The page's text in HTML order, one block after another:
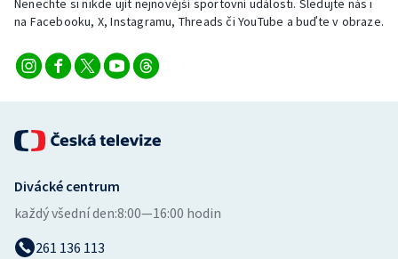
Nenechte si nikde ujít nejnovější sportovní události. Sledujte nás i
na Facebooku, X, Instagramu, Threads či YouTube a buďte v obraze.
Divácké centrum
každý všední den:8:00—16:00 hodin
261 136 113